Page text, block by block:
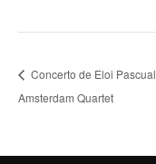
Concerto de Eloi Pascual
Amsterdam Quartet